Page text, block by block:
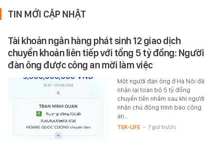
TIN MỚI CẬP NHẬT
Tài khoản ngân hàng phát sinh 12 giao dịch
chuyển khoản liên tiếp với tổng 5 tỷ đồng: Người
đàn ông được công an mời làm việc
Một người đàn ông ở Hà Nội đã
nhận lại toàn bộ 5 tỷ đồng
chuyển tiền nhầm sau khi người
nhận chủ động trình báo công
an…
TEK-LIFE - 7 giờ trước